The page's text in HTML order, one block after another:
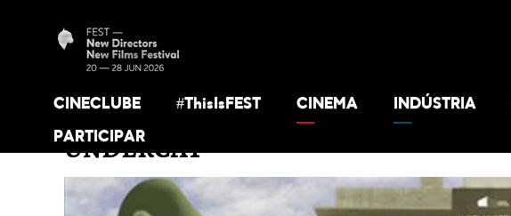
CINECLUBE #ThisIsFEST CINEMA INDÚSTRIA
PARTICIPAR
UNDERCAT